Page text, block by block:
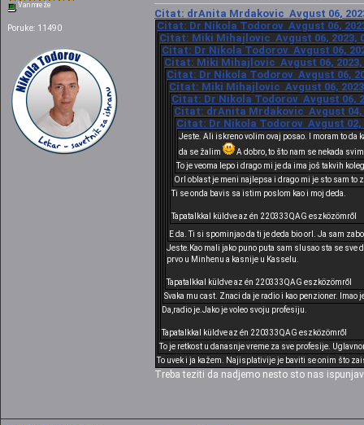
Van mreže
Poruke: 11490
Citat: drAnita Mrdakovic Avgust 06,
Citat: Dr Nikola Todorov Avgust 06,
Citat: Miki Mihajlovic Avgust 06, 2023,
Citat: Dr Nikola Todorov Avgust 06,
Citat: Miki Mihajlovic Avgust 06, 2023,
Citat: Dr Nikola Todorov Avgust 06,
Citat: Miki Mihajlovic Avgust 06,
Citat: Dr Nikola Todorov Avgust 06,
Citat: drAnita Mrdakovic Avgust 04,
Citat: Dr Nikola Todorov Avgust 02,
Jeste. Ali iskreno volim ovaj posao. I moram to da
da se žalim
A dobro, to što nam se nekada
To je veoma lepo i drago mi je da ima još takvih
Orl oblast je meni najlepsa i drago mi je sto sam
Ti se onda bavis sa istim poslom kao i moj deda.
Tapatalkkal küldve az én 220333QAG eszközömről
E da. Ti si spominjao da ti je deda bio orl. Ja sam
Jeste.Kao mali jako puno puta sam slusao sta se sve
prvo u Minhenu a kasnije u Kasselu.
Tapatalkkal küldve az én 220333QAG eszközömről
Svaka mu cast. Znaci da je radio i kao penzioner. Imao
Da,radio je.Jako je voleo svoju profesiju.
Tapatalkkal küldve az én 220333QAG eszközömről
To je retkost u danasnje vreme za sve profesije.
To uvek i ja kažem. Najisplativije je baviti se onim što
Treba teziti da nadjemo nesto sto nas